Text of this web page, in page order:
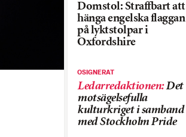
Domstol: Straffbart att
hänga engelska flaggan
på lyktstolpar i
Oxfordshire
OSIGNERAT
Ledarredaktionen:Det
motsägelsefulla
kulturkriget i samband
med Stockholm Pride